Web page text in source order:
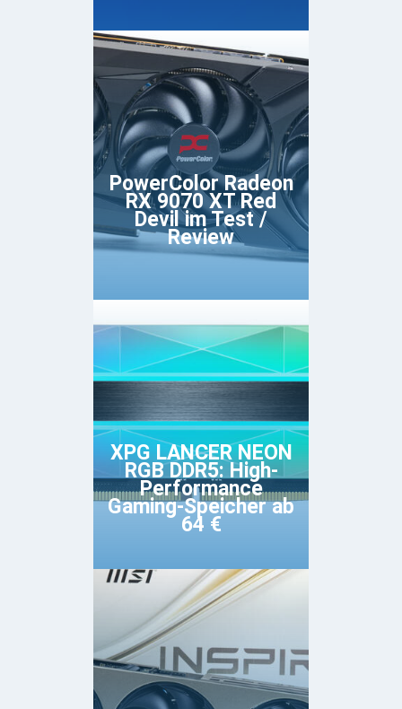
PowerColor Radeon
RX 9070 XT Red
Devil im Test /
Review
XPG LANCER NEON
RGB DDR5: High-
Performance
Gaming-Speicher ab
64 €